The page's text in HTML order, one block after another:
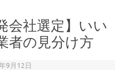
会社選定】いい
者の見分け方
9月12日